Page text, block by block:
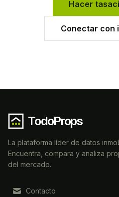
Hacer
Conectar con
TodoProps
La plataforma líder de datos
Encuentra, compara y analiza
del mercado.
Contacto